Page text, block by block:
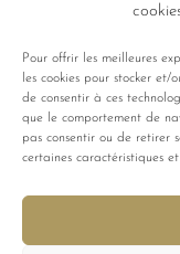
Pour offrir les meilleures
les cookies pour stocker
de consentir à ces
que le comportement de
pas consentir ou de retirer
certaines caractéristiques